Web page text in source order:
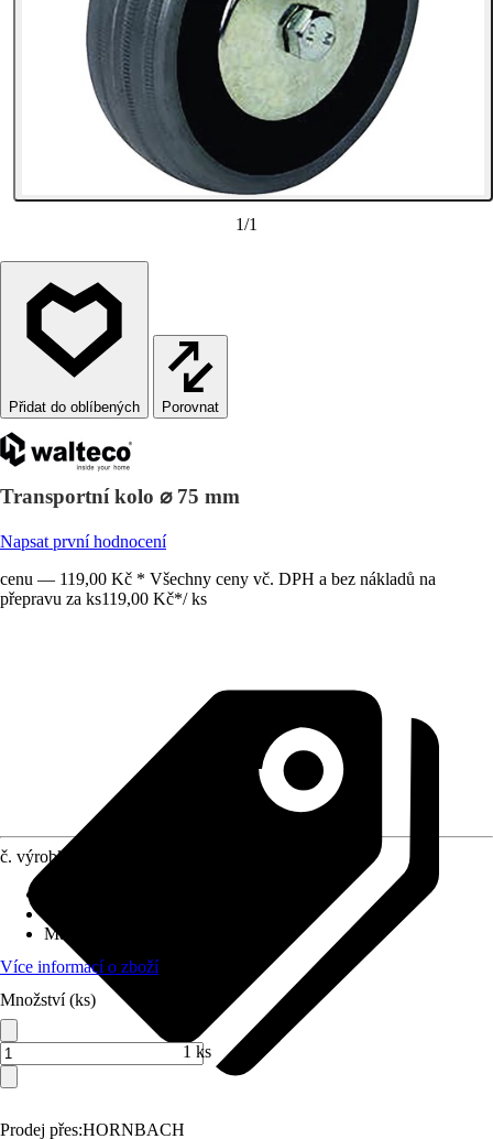
1/1
Porovnat
Transportní kolo ⌀ 75 mm
Napsat první hodnocení
cenu — 119,00 Kč * Všechny ceny vč. DPH a bez nákladů na
přepravu za ks119,00 Kč*/ ks
Prodej přes:HORNBACH
č. výrobku
Max. nosnost
Více informací o zboží
Množství (ks)
1 ks